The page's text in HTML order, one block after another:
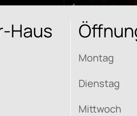
Haus
Montag
Dienstag
Mittwoch